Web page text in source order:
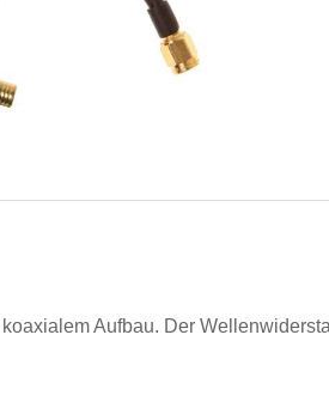
Aufbau. Der